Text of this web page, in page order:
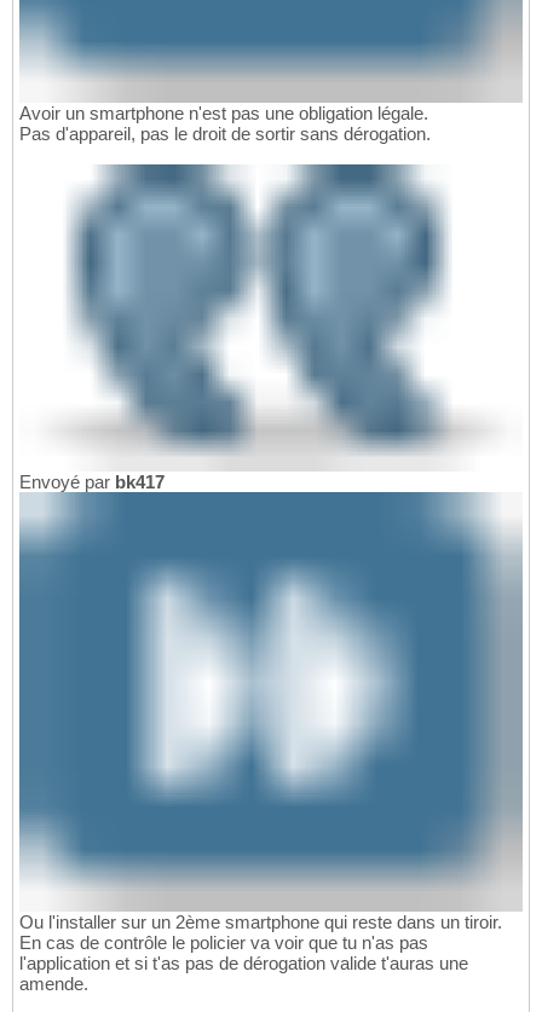
Avoir un smartphone n'est pas une obligation légale.
Pas d'appareil, pas le droit de sortir sans dérogation.
Envoyé par bk417
Ou l'installer sur un 2ème smartphone qui reste dans un tiroir.
En cas de contrôle le policier va voir que tu n'as pas
l'application et si t'as pas de dérogation valide t'auras une
amende.